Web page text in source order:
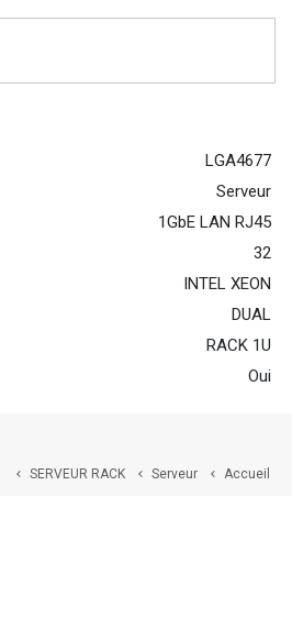
LGA4677
Serveur
1GbE LAN RJ45
32
INTEL XEON
DUAL
RACK 1U
Oui
Accueil

Serveur

SERVEUR RACK
